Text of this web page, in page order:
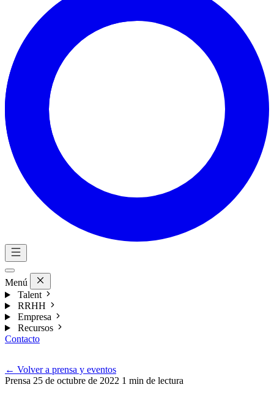
Menú
Talent
RRHH
Empresa
Recursos
Contacto
← Volver a prensa y eventos
Prensa 25 de octubre de 2022 1 min de lectura